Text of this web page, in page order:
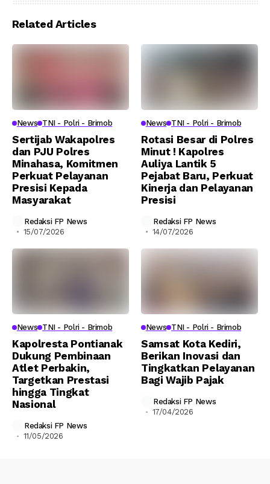
Related Articles
News TNI - Polri - Brimob
Sertijab Wakapolres
dan PJU Polres
Minahasa, Komitmen
Perkuat Pelayanan
Presisi Kepada
Masyarakat
Redaksi FP News
15/07/2026
News TNI - Polri - Brimob
Rotasi Besar di Polres
Minut ! Kapolres
Auliya Lantik 5
Pejabat Baru, Perkuat
Kinerja dan Pelayanan
Presisi
Redaksi FP News
14/07/2026
News TNI - Polri - Brimob
Kapolresta Pontianak
Dukung Pembinaan
Atlet Perbakin,
Targetkan Prestasi
hingga Tingkat
Nasional
Redaksi FP News
11/05/2026
News TNI - Polri - Brimob
Samsat Kota Kediri,
Berikan Inovasi dan
Tingkatkan Pelayanan
Bagi Wajib Pajak
Redaksi FP News
17/04/2026